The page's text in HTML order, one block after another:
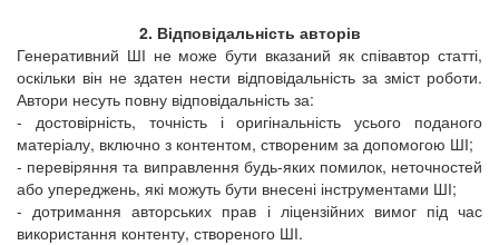
2. Відповідальність авторів
Генеративний ШІ не може бути вказаний як співавтор статті,
оскільки він не здатен нести відповідальність за зміст роботи.
Автори несуть повну відповідальність за:
- достовірність, точність і оригінальність усього поданого
матеріалу, включно з контентом, створеним за допомогою ШІ;
- перевіряння та виправлення будь-яких помилок, неточностей
або упереджень, які можуть бути внесені інструментами ШІ;
- дотримання авторських прав і ліцензійних вимог під час
використання контенту, створеного ШІ.